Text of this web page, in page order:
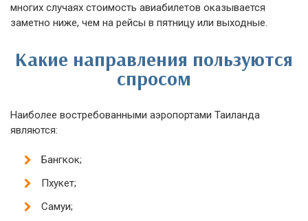
многих случаях стоимость авиабилетов оказывается
заметно ниже, чем на рейсы в пятницу или выходные.
Какие направления пользуются
спросом
Наиболее востребованными аэропортами Таиланда
являются:
Бангкок;
Пхукет;
Самуи;